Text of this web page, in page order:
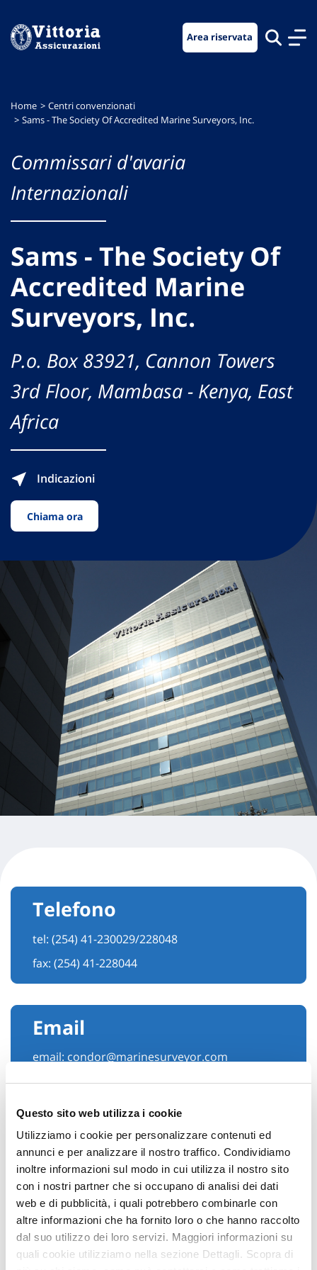
Questo sito web utilizza i cookie
Utilizziamo i cookie per personalizzare contenuti ed
annunci e per analizzare il nostro traffico. Condividiamo
inoltre informazioni sul modo in cui utilizza il nostro sito
con i nostri partner che si occupano di analisi dei dati
web e di pubblicità, i quali potrebbero combinarle con
altre informazioni che ha fornito loro o che hanno raccolto
dal suo utilizzo dei loro servizi. Maggiori informazioni su
quali cookie utilizziamo nella sezione Dettagli. Scopra di
menu
contenuto
footer
Area riservata
Home
Centri convenzionati
Sams - The Society Of Accredited Marine Surveyors, Inc.
Commissari d'avaria
Internazionali
Sams - The Society Of
Accredited Marine
Surveyors, Inc.
P.o. Box 83921, Cannon Towers
3rd Floor, Mambasa - Kenya, East
Africa
Indicazioni
Chiama ora
Telefono
tel: (254) 41-230029/228048
fax: (254) 41-228044
Email
email: condor@marinesurveyor.com
Hai bisogno di